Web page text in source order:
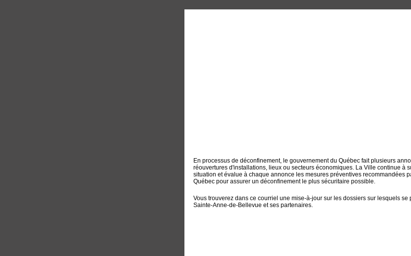
En processus de déconfinement, le gouvernement du Québec fait plusieurs
réouvertures d'installations, lieux ou secteurs économiques. La Ville continue à
situation et évalue à chaque annonce les mesures préventives recommandées
Québec pour assurer un déconfinement le plus sécuritaire possible.
Vous trouverez dans ce courriel une mise-à-jour sur les dossiers sur lesquels se
Sainte-Anne-de-Bellevue et ses partenaires.